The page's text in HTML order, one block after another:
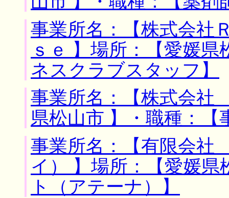
事業所名：【株式会社
ｓｅ 】場所：【愛媛
ネスクラブスタッフ】
事業所名：【株式会社
県松山市 】・職種：【
事業所名：【有限会
イ） 】場所：【愛媛県
ト（アテーナ）】